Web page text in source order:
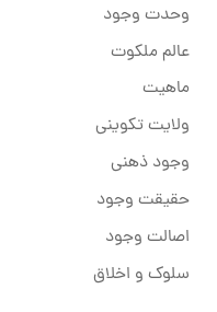
وحدت وجود
عالم ملکوت
ماهیت
ولایت تکوینی
وجود ذهنی
حقیقت وجود
اصالت وجود
سلوک و اخلاق